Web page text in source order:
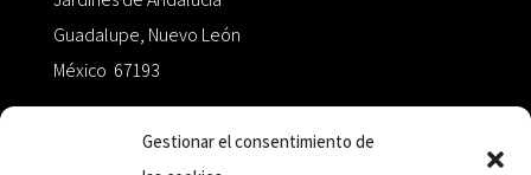
Gestionar el consentimiento de
Guadalupe, Nuevo León
México 67193